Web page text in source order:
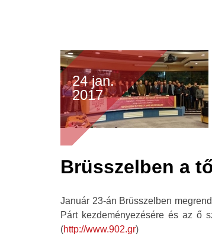
24 jan.
2017
Brüsszelben a
Január 23-án Brüsszelben
Párt kezdeményezésére és az ő
(http://www.902.gr)